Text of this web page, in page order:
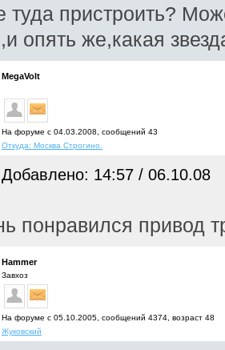
туда пристроить?
опять же,какая
MegаVolt
На форуме с 04.03.2008, cообщений 43
Откуда: Москва Строгино.
Добавлено: 14:57 / 06.10.08
понравился привод
Hammer
Завхоз
На форуме с 05.10.2005, cообщений 4374, возраст 48
Жуковский